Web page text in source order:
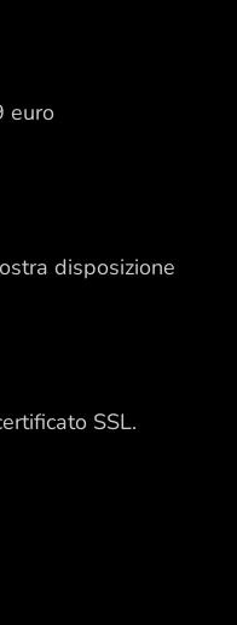
euro
disposizione
SSL.